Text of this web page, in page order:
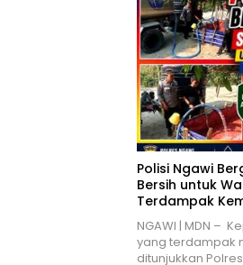
Polisi Ngawi
Bersih untuk
Terdampak
NGAWI | MDN –
yang terdampak
ditunjukkan